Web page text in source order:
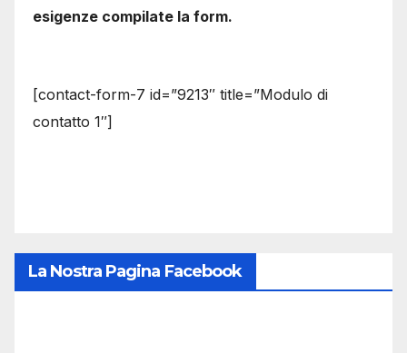
esigenze compilate la form.
[contact-form-7 id=”9213″ title=”Modulo di
contatto 1″]
La Nostra Pagina Facebook